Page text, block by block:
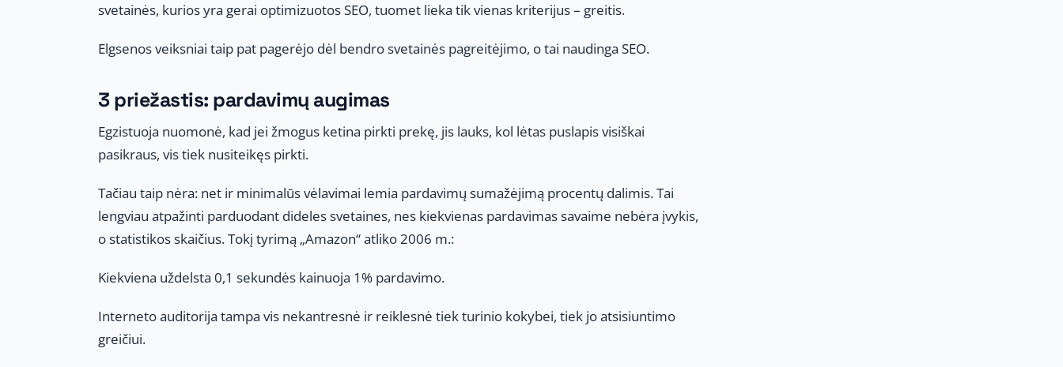
svetainės, kurios yra gerai optimizuotos SEO, tuomet lieka tik vienas kriterijus – greitis.
Elgsenos veiksniai taip pat pagerėjo dėl bendro svetainės pagreitėjimo, o tai naudinga SEO.
3 priežastis: pardavimų augimas
Egzistuoja nuomonė, kad jei žmogus ketina pirkti prekę, jis lauks, kol lėtas puslapis visiškai
pasikraus, vis tiek nusiteikęs pirkti.
Tačiau taip nėra: net ir minimalūs vėlavimai lemia pardavimų sumažėjimą procentų dalimis. Tai
lengviau atpažinti parduodant dideles svetaines, nes kiekvienas pardavimas savaime nebėra įvykis,
o statistikos skaičius. Tokį tyrimą „Amazon“ atliko 2006 m.:
Kiekviena uždelsta 0,1 sekundės kainuoja 1% pardavimo.
Interneto auditorija tampa vis nekantresnė ir reiklesnė tiek turinio kokybei, tiek jo atsisiuntimo
greičiui.